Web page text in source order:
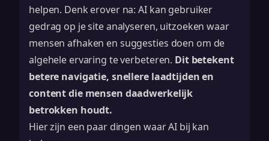
helpen. Denk erover na: AI kan gebruiker
gedrag op je site analyseren, uitzoeken waar
mensen afhaken en suggesties doen om de
algehele ervaring te verbeteren. Dit betekent
betere navigatie, snellere laadtijden en
content die mensen daadwerkelijk
betrokken houdt.
Hier zijn een paar dingen waar AI bij kan